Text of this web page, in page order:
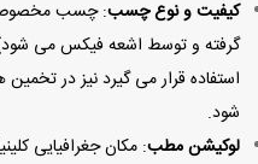
کیفیت و نوع چسب: چسب مخصوص
گرفته و توسط اشعه فیکس می
استفاده قرار می گیرد نیز در تخمین
شود.
لوکیشن مطب: مکان جغرافیایی